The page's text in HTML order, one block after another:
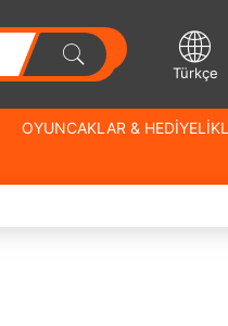
Türkçe
OYUNCAKLAR &